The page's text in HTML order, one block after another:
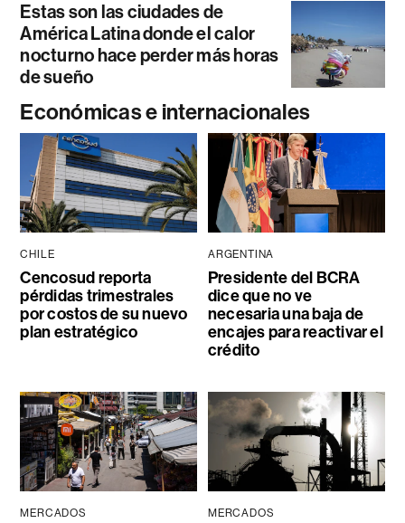
Estas son las ciudades de
América Latina donde el calor
nocturno hace perder más horas
de sueño
Económicas e internacionales
CHILE
Cencosud reporta
pérdidas trimestrales
por costos de su nuevo
plan estratégico
ARGENTINA
Presidente del BCRA
dice que no ve
necesaria una baja de
encajes para reactivar el
crédito
MERCADOS MERCADOS